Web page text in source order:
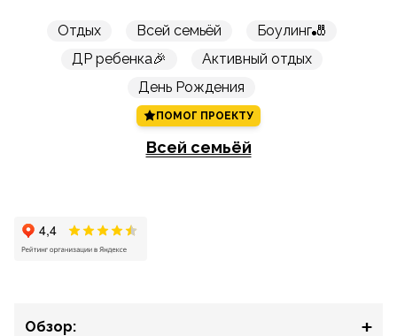
Отдых Всей семьёй
Боулинг🎳
ДР ребенка🎉
Активный отдых
День Рождения
ПОМОГ ПРОЕКТУ
Всей семьёй
Обзор: